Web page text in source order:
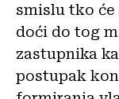
smislu tko
doći do tog
zastupnika
postupak